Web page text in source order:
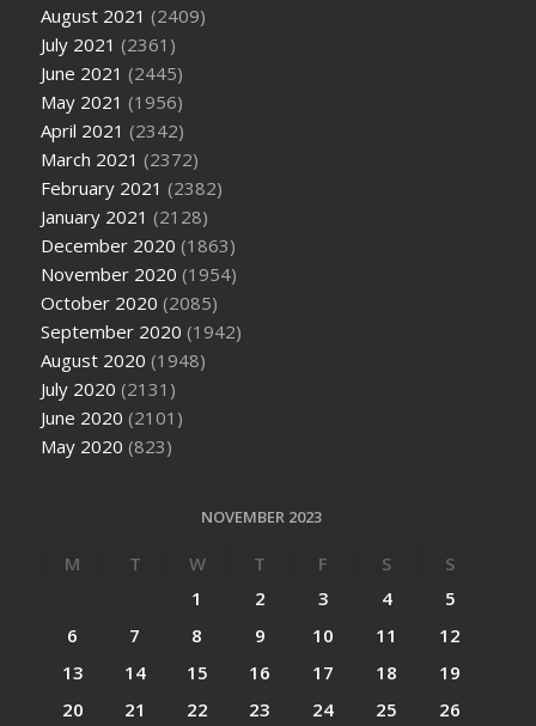
August 2021 (2409)
July 2021 (2361)
June 2021 (2445)
May 2021 (1956)
April 2021 (2342)
March 2021 (2372)
February 2021 (2382)
January 2021 (2128)
December 2020 (1863)
November 2020 (1954)
October 2020 (2085)
September 2020 (1942)
August 2020 (1948)
July 2020 (2131)
June 2020 (2101)
May 2020 (823)
NOVEMBER 2023
M T W T F S
S
1
2 3 4
5
6
7 8 9 10 11
12
13
14 15 16 17 18
19
20
21 22 23 24 25 26